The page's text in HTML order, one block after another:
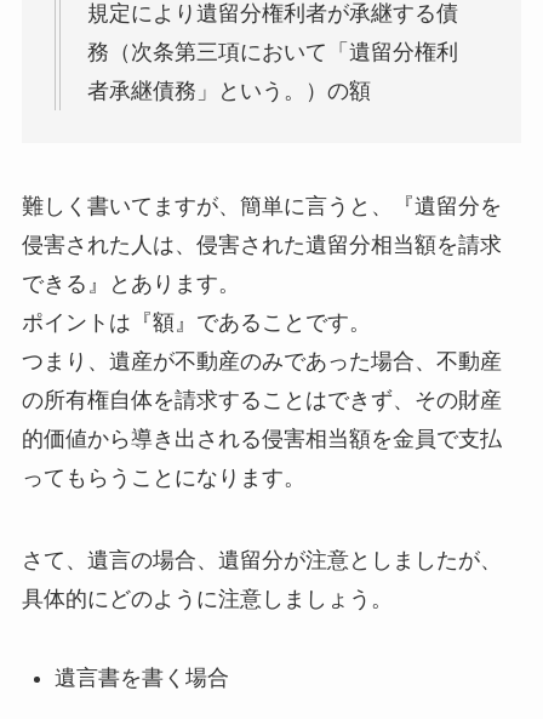
規定により遺留分権利者が承継する債
務（次条第三項において「遺留分権利
者承継債務」という。）の額
難しく書いてますが、簡単に言うと、『遺留分を
侵害された人は、侵害された遺留分相当額を請求
できる』とあります。
ポイントは『額』であることです。
つまり、遺産が不動産のみであった場合、不動産
の所有権自体を請求することはできず、その財産
的価値から導き出される侵害相当額を金員で支払
ってもらうことになります。
さて、遺言の場合、遺留分が注意としましたが、
具体的にどのように注意しましょう。
遺言書を書く場合